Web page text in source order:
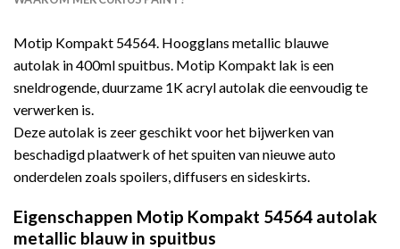
Motip Kompakt 54564. Hoogglans metallic blauwe
autolak in 400ml spuitbus. Motip Kompakt lak is een
sneldrogende, duurzame 1K acryl autolak die eenvoudig te
verwerken is.
Deze autolak is zeer geschikt voor het bijwerken van
beschadigd plaatwerk of het spuiten van nieuwe auto
onderdelen zoals spoilers, diffusers en sideskirts.
Eigenschappen Motip Kompakt 54564 autolak
metallic blauw in spuitbus